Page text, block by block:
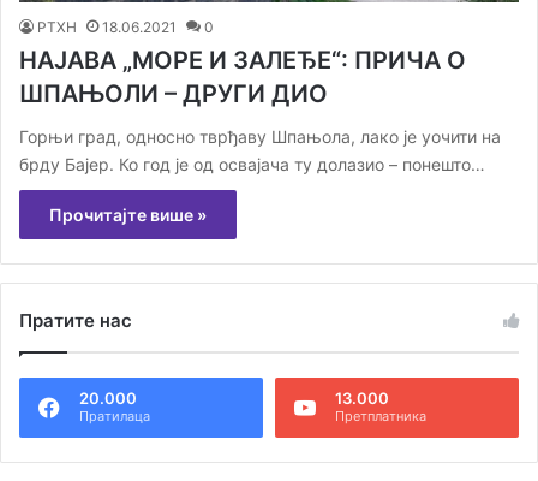
РТХН 18.06.2021 0
НАЈАВА „МОРЕ И ЗАЛЕЂЕ“: ПРИЧА О
ШПАЊОЛИ – ДРУГИ ДИО
Горњи град, односно тврђаву Шпањола, лако је уочити на
брду Бајер. Ко год је од освајача ту долазио – понешто…
Прочитајте више »
Пратите нас
20.000
Пратилаца
13.000
Претплатника